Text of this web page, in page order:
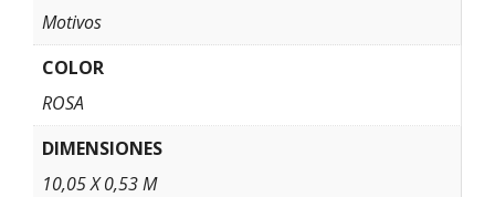
Motivos
COLOR
ROSA
DIMENSIONES
10,05 X 0,53 M